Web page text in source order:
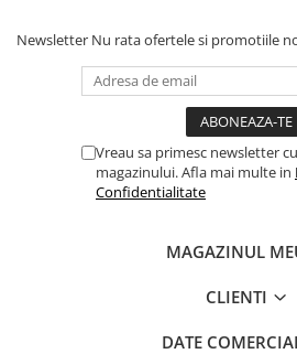
Newsletter Nu rata ofertele si promotiile
Vreau sa primesc newsletter
magazinului. Afla mai multe in
Confidentialitate
MAGAZINUL
CLIENTI
DATE